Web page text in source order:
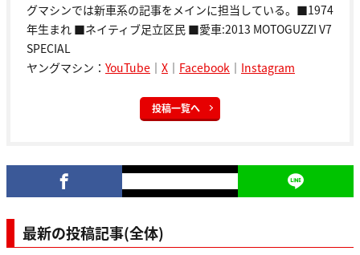
グマシンでは新車系の記事をメインに担当している。■1974
年生まれ ■ネイティブ足立区民 ■愛車:2013 MOTOGUZZI V7
SPECIAL
ヤングマシン： YouTube ｜ X ｜ Facebook ｜ Instagram
投稿一覧へ
最新の投稿記事(全体)